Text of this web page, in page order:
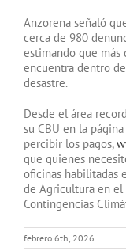
Anzorena señaló
cerca de 980
estimando que más
encuentra dentro
desastre.
Desde el área
su CBU en la
percibir los pagos,
que quienes
oficinas habilitadas
de Agricultura en
Contingencias
febrero 6th, 2026